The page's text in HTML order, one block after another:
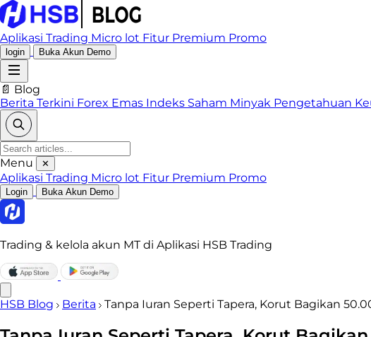
Aplikasi Trading Micro lot Fitur Premium Promo
login Buka Akun Demo
📄 Blog
Berita Terkini Forex Emas Indeks Saham Minyak Pengetahuan
Menu ✕
Aplikasi Trading Micro lot Fitur Premium Promo
Login Buka Akun Demo
Trading & kelola akun MT di Aplikasi HSB Trading
HSB Blog Berita Tanpa Iuran Seperti Tapera, Korut Bagikan